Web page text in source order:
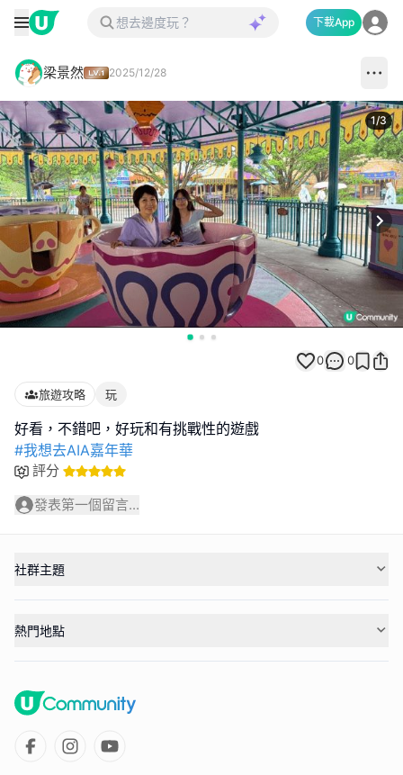
下載App
梁景然 2025/12/28
1/3
0 0
旅遊攻略 玩
#我想去AIA嘉年華
評分
發表第一個留言...
社群主題
熱門地點